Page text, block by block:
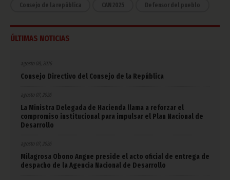
Consejo de la república CAN 2025 Defensor del pueblo
ÚLTIMAS NOTICIAS
Consejo Directivo del Consejo de la República
agosto 07, 2026
La Ministra Delegada de Hacienda llama a reforzar el
compromiso institucional para impulsar el Plan Nacional de
Desarrollo
agosto 07, 2026
Milagrosa Obono Angue preside el acto oficial de entrega de
despacho de la Agencia Nacional de Desarrollo